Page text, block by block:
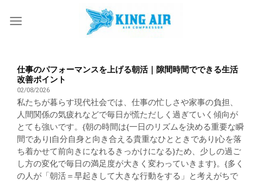
仕事のパフォーマンスを上げる朝活｜隙間時間でできる生活
改善ポイント
02/08/2026
私たちが暮らす現代社会では、仕事の忙しさや家事の負担、
人間関係の気疲れなどで毎日が慌ただしく過ぎていく傾向が
とても強いです。{朝の時間は{一日のリズムを決める重要な瞬
間であり|自分自身と向き合える貴重なひとときであり|心を落
ち着かせて前向きになれるきっかけになる}ため、少しの過ご
し方の変化で毎日の満足度が大きく変わっていきます}。{多く
の人が「朝活＝早起きして大きな行動をする」と考えがちで